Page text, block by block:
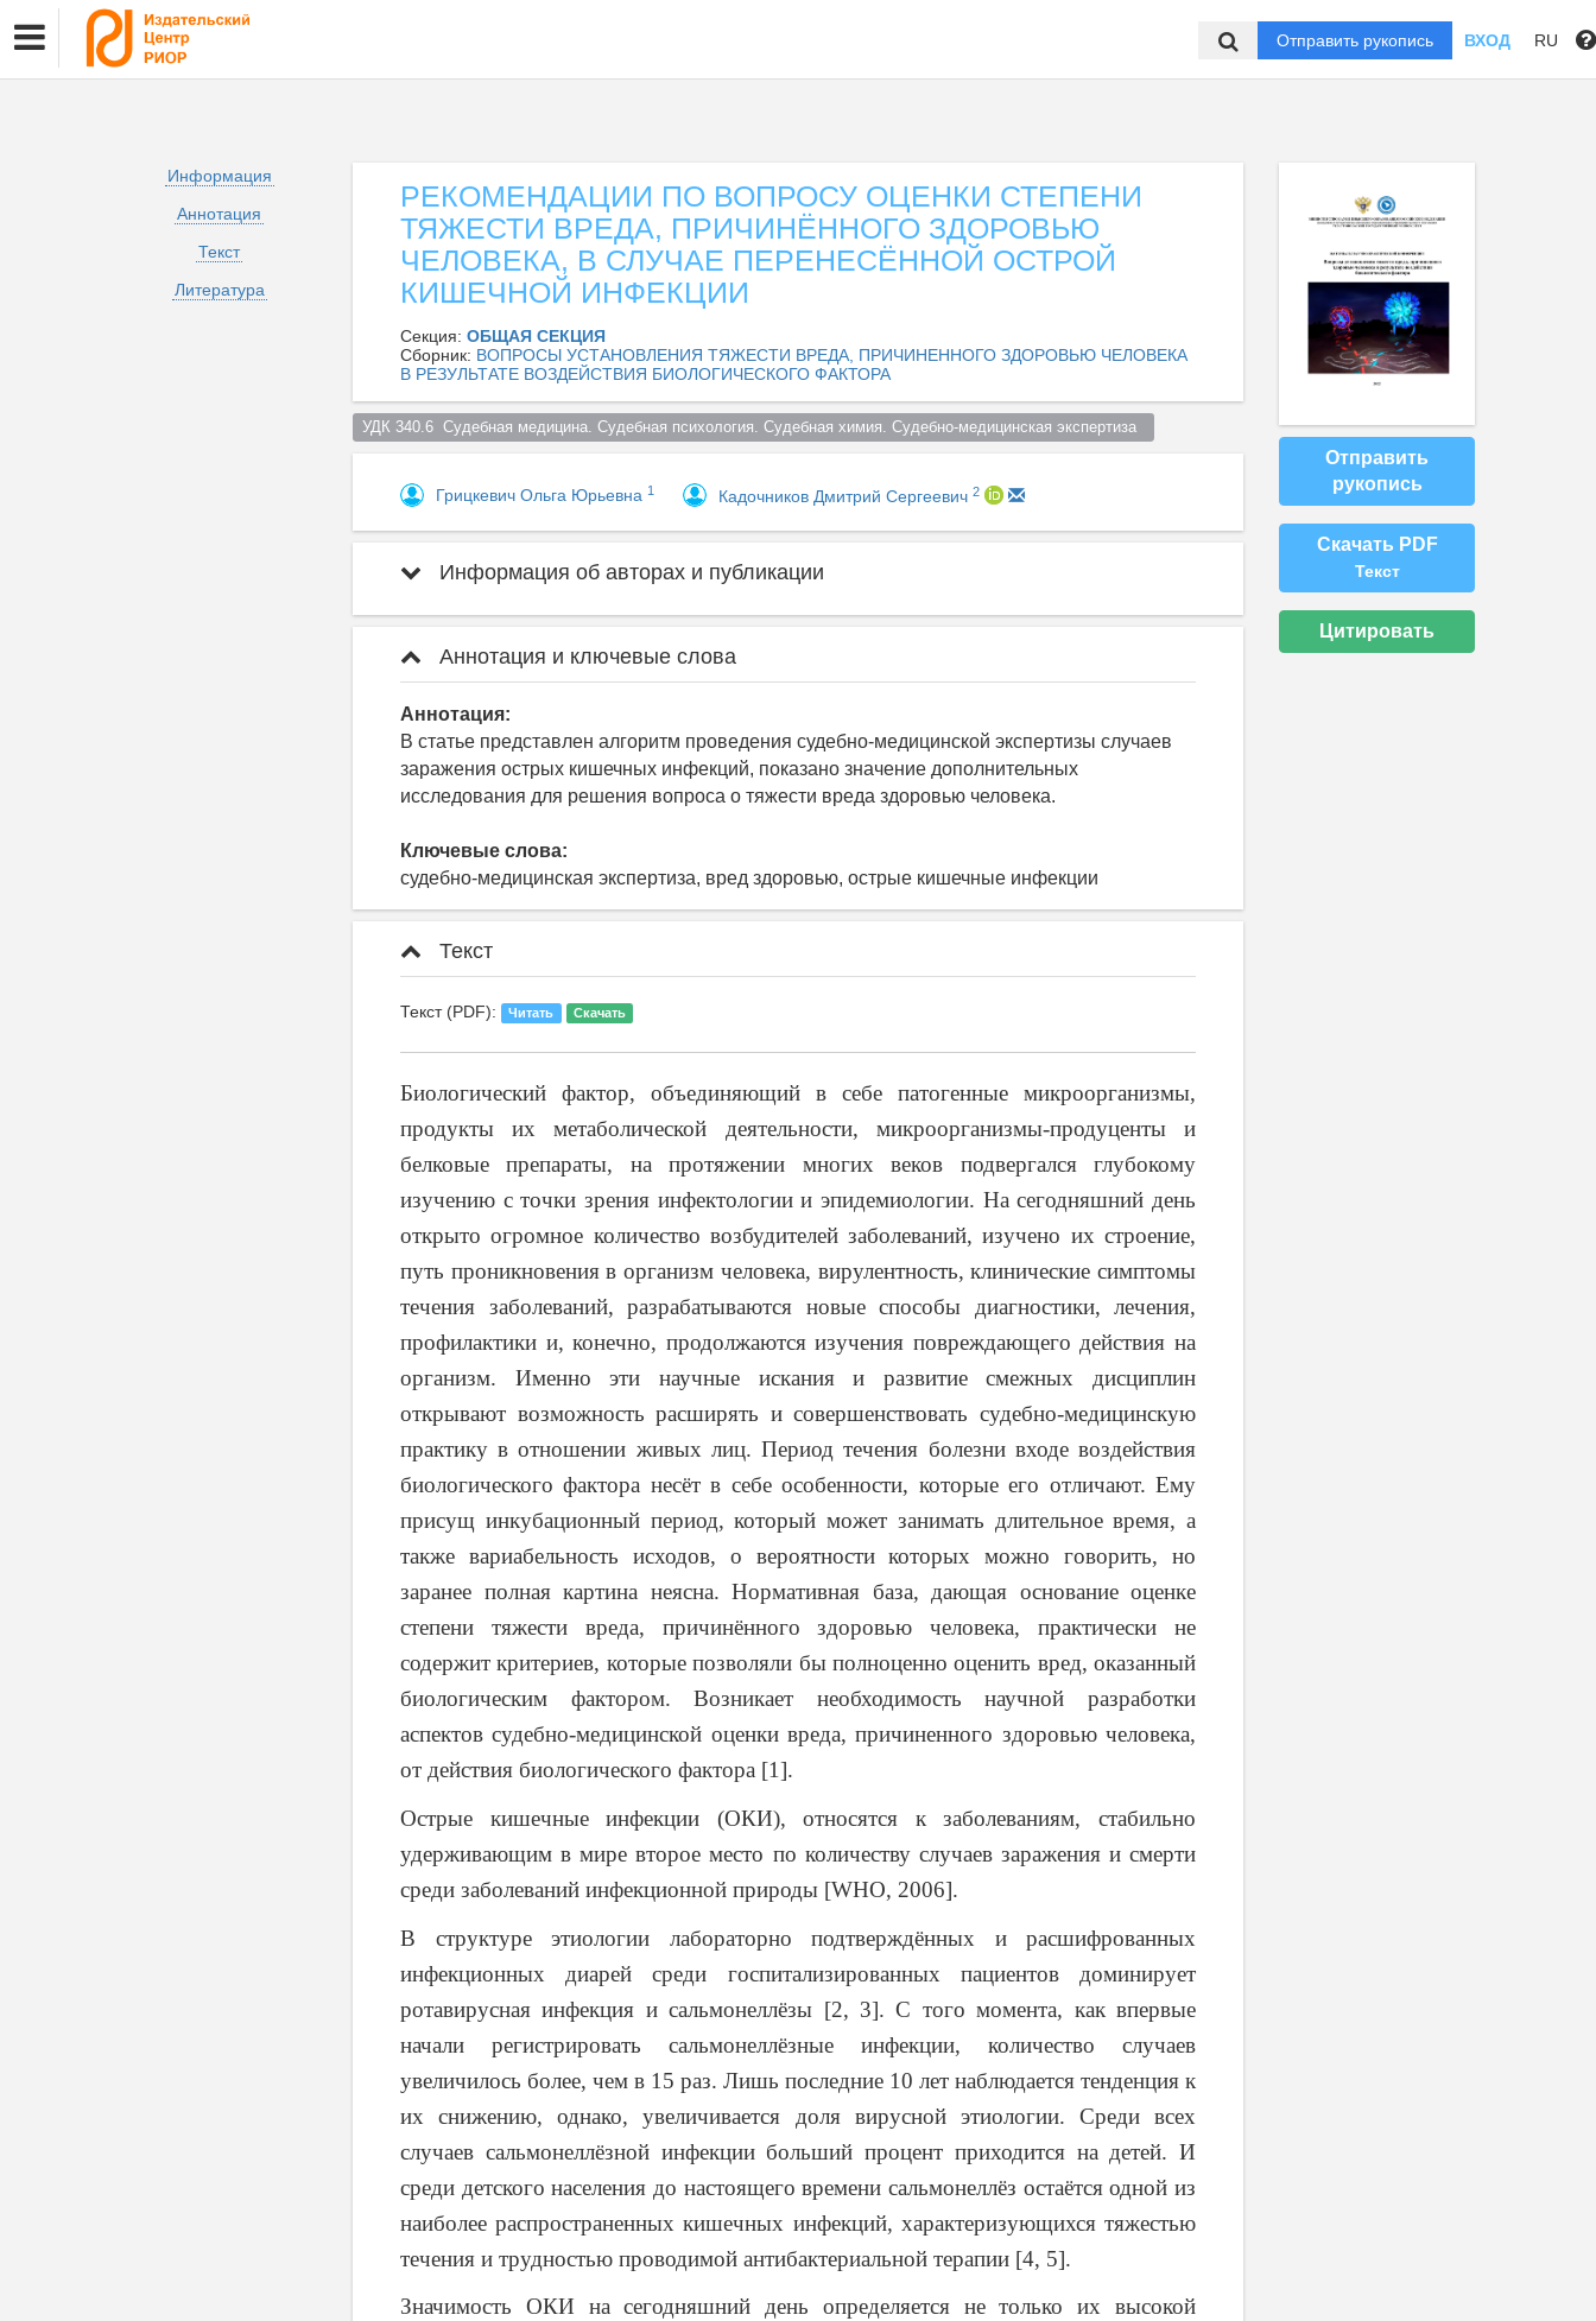
Отправить рукопись ВХОД RU
Информация
Аннотация
Текст
Литература
РЕКОМЕНДАЦИИ ПО ВОПРОСУ ОЦЕНКИ СТЕПЕНИ
ТЯЖЕСТИ ВРЕДА, ПРИЧИНЁННОГО ЗДОРОВЬЮ
ЧЕЛОВЕКА, В СЛУЧАЕ ПЕРЕНЕСЁННОЙ ОСТРОЙ
КИШЕЧНОЙ ИНФЕКЦИИ
Секция: ОБЩАЯ СЕКЦИЯ
Сборник: ВОПРОСЫ УСТАНОВЛЕНИЯ ТЯЖЕСТИ ВРЕДА, ПРИЧИНЕННОГО ЗДОРОВЬЮ ЧЕЛОВЕКА
В РЕЗУЛЬТАТЕ ВОЗДЕЙСТВИЯ БИОЛОГИЧЕСКОГО ФАКТОРА
УДК 340.6  Судебная медицина. Судебная психология. Судебная химия. Судебно-медицинская экспертиза
Грицкевич Ольга Юрьевна 1 Кадочников Дмитрий Сергеевич 2
Информация об авторах и публикации
Аннотация и ключевые слова
Аннотация:
В статье представлен алгоритм проведения судебно-медицинской экспертизы случаев
заражения острых кишечных инфекций, показано значение дополнительных
исследования для решения вопроса о тяжести вреда здоровью человека.
Ключевые слова:
судебно-медицинская экспертиза, вред здоровью, острые кишечные инфекции
Текст
Текст (PDF): Читать Скачать
Биологический фактор, объединяющий в себе патогенные микроорганизмы,
продукты их метаболической деятельности, микроорганизмы-продуценты и
белковые препараты, на протяжении многих веков подвергался глубокому
изучению с точки зрения инфектологии и эпидемиологии. На сегодняшний день
открыто огромное количество возбудителей заболеваний, изучено их строение,
путь проникновения в организм человека, вирулентность, клинические симптомы
течения заболеваний, разрабатываются новые способы диагностики, лечения,
профилактики и, конечно, продолжаются изучения повреждающего действия на
организм. Именно эти научные искания и развитие смежных дисциплин
открывают возможность расширять и совершенствовать судебно-медицинскую
практику в отношении живых лиц. Период течения болезни входе воздействия
биологического фактора несёт в себе особенности, которые его отличают. Ему
присущ инкубационный период, который может занимать длительное время, а
также вариабельность исходов, о вероятности которых можно говорить, но
заранее полная картина неясна. Нормативная база, дающая основание оценке
степени тяжести вреда, причинённого здоровью человека, практически не
содержит критериев, которые позволяли бы полноценно оценить вред, оказанный
биологическим фактором. Возникает необходимость научной разработки
аспектов судебно-медицинской оценки вреда, причиненного здоровью человека,
от действия биологического фактора [1].
Острые кишечные инфекции (ОКИ), относятся к заболеваниям, стабильно
удерживающим в мире второе место по количеству случаев заражения и смерти
среди заболеваний инфекционной природы [WHO, 2006].
В структуре этиологии лабораторно подтверждённых и расшифрованных
инфекционных диарей среди госпитализированных пациентов доминирует
ротавирусная инфекция и сальмонеллёзы [2, 3]. С того момента, как впервые
начали регистрировать сальмонеллёзные инфекции, количество случаев
увеличилось более, чем в 15 раз. Лишь последние 10 лет наблюдается тенденция к
их снижению, однако, увеличивается доля вирусной этиологии. Среди всех
случаев сальмонеллёзной инфекции больший процент приходится на детей. И
среди детского населения до настоящего времени сальмонеллёз остаётся одной из
наиболее распространенных кишечных инфекций, характеризующихся тяжестью
течения и трудностью проводимой антибактериальной терапии [4, 5].
Значимость ОКИ на сегодняшний день определяется не только их высокой
Отправить
рукопись
Скачать PDF
Текст
Цитировать